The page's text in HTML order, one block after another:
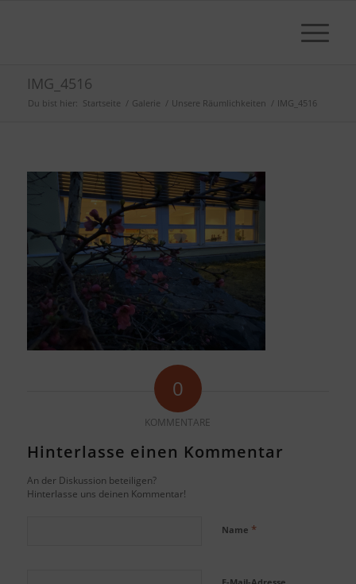
IMG_4516
Du bist hier: Startseite / Galerie / Unsere Räumlichkeiten / IMG_4516
0
KOMMENTARE
Hinterlasse einen Kommentar
An der Diskussion beteiligen?
Hinterlasse uns deinen Kommentar!
Name *